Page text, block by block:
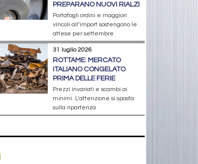
PREPARANO NUOVI RIALZI
Portafogli ordini e maggiori
vincoli all’import sostengono le
attese per settembre
31 luglio 2026
ROTTAME: MERCATO
ITALIANO CONGELATO
PRIMA DELLE FERIE
Prezzi invariati e scambi ai
minimi. L’attenzione si sposta
sulla ripartenza